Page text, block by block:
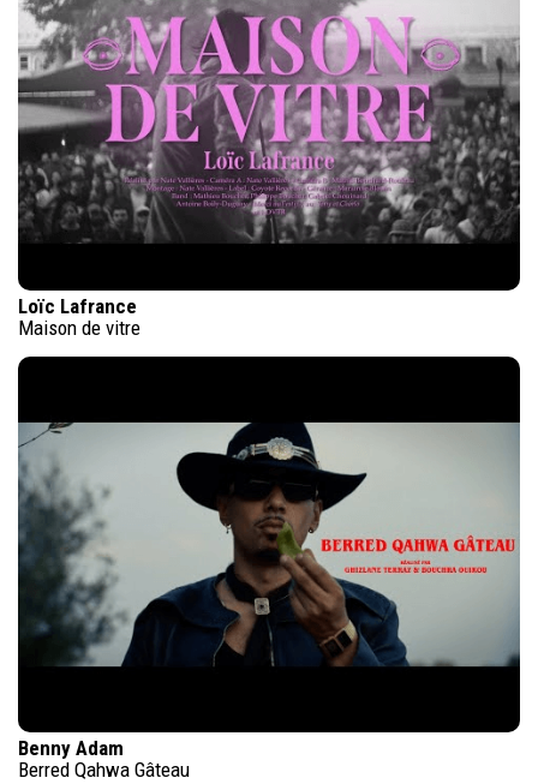
Loïc Lafrance
Maison de vitre
Benny Adam
Berred Qahwa Gâteau